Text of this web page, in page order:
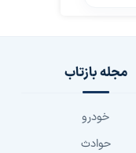
مجله بازتاب
خودرو
حوادث